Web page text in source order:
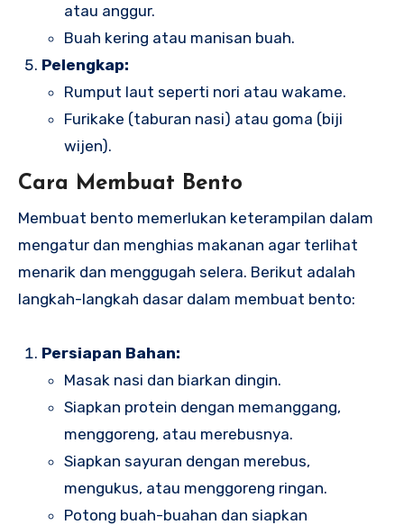
atau anggur.
Buah kering atau manisan buah.
Pelengkap:
Rumput laut seperti nori atau wakame.
Furikake (taburan nasi) atau goma (biji
wijen).
Cara Membuat Bento
Membuat bento memerlukan keterampilan dalam
mengatur dan menghias makanan agar terlihat
menarik dan menggugah selera. Berikut adalah
langkah-langkah dasar dalam membuat bento:
Persiapan Bahan:
Masak nasi dan biarkan dingin.
Siapkan protein dengan memanggang,
menggoreng, atau merebusnya.
Siapkan sayuran dengan merebus,
mengukus, atau menggoreng ringan.
Potong buah-buahan dan siapkan